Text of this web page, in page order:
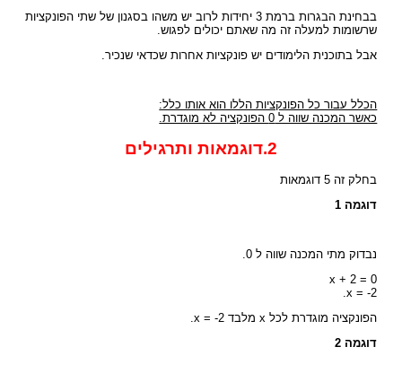
בבחינת הבגרות ברמת 3 יחידות לרוב יש משהו בסגנון של שתי הפונקציות
שרשומות למעלה זה מה שאתם יכולים לפגוש.
אבל בתוכנית הלימודים יש פונקציות אחרות שכדאי שנכיר.
הכלל עבור כל הפונקציות הללו הוא אותו כלל:
כאשר המכנה שווה ל 0 הפונקציה לא מוגדרת.
2.דוגמאות ותרגילים
בחלק זה 5 דוגמאות
דוגמה 1
נבדוק מתי המכנה שווה ל 0.
x + 2 = 0
x = -2.
הפונקציה מוגדרת לכל x מלבד x = -2.
דוגמה 2